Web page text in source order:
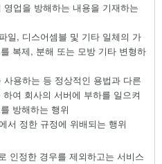
업을 방해하는 내용을 기재하는
일, 디스어셈블 및 기타 일체의 가
복제, 분해 또는 모방 기타 변형하
용하는 등 정상적인 용법과 다른
여 회사의 서버에 부하를 일으켜
방해하는 행위
서 정한 규정에 위배되는 행위
인정한 경우를 제외하고는 서비스